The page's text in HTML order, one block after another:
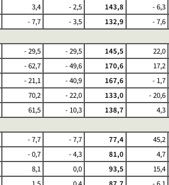
3,4 - 2,5 143,8 - 6,3
- 7,7 - 3,5 132,9 - 7,6
- 29,5 - 29,5 145,5 22,0
- 62,7 - 49,6 170,6 17,2
- 21,1 - 40,9 167,6 - 1,7
70,2 - 22,0 133,0 - 20,6
61,5 - 10,3 138,7 4,3
- 7,7 - 7,7 77,4 45,2
- 0,7 - 4,3 81,0 4,7
8,1 0,0 93,5 15,4